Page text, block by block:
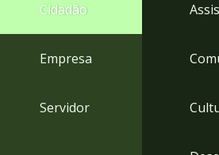
Cidadão
Empresa
Servidor